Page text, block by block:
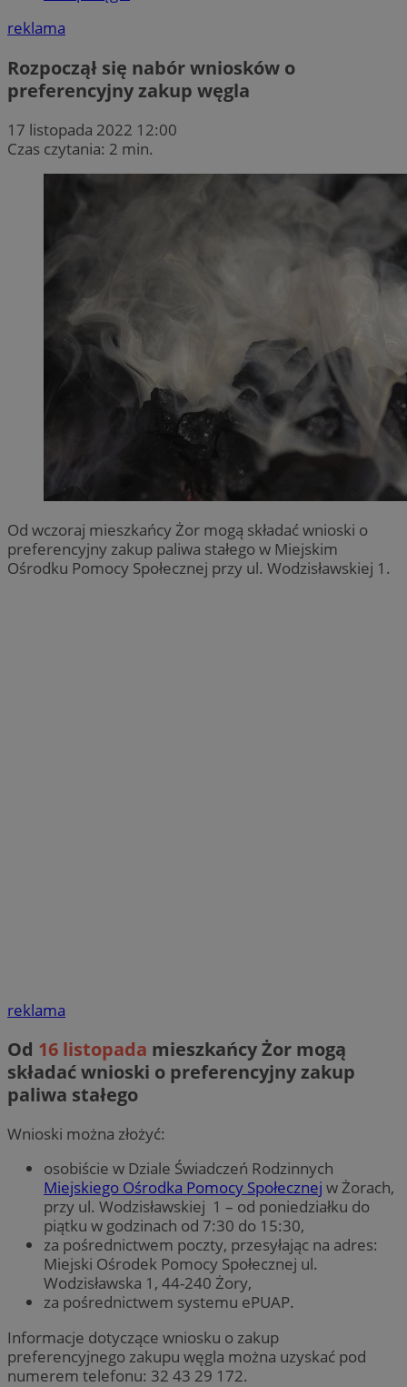
reklama
Rozpoczął się nabór wniosków o
preferencyjny zakup węgla
17 listopada 2022 12:00
Czas czytania: 2 min.
Od wczoraj mieszkańcy Żor mogą składać wnioski o
preferencyjny zakup paliwa stałego w Miejskim
Ośrodku Pomocy Społecznej przy ul. Wodzisławskiej 1.
reklama
Od 16 listopada mieszkańcy Żor mogą
składać wnioski o preferencyjny zakup
paliwa stałego
Wnioski można złożyć:
osobiście w Dziale Świadczeń Rodzinnych
Miejskiego Ośrodka Pomocy Społecznej w Żorach,
przy ul. Wodzisławskiej 1 – od poniedziałku do
piątku w godzinach od 7:30 do 15:30,
za pośrednictwem poczty, przesyłając na adres:
Miejski Ośrodek Pomocy Społecznej ul.
Wodzisławska 1, 44-240 Żory,
za pośrednictwem systemu ePUAP.
Informacje dotyczące wniosku o zakup
preferencyjnego zakupu węgla można uzyskać pod
numerem telefonu: 32 43 29 172.